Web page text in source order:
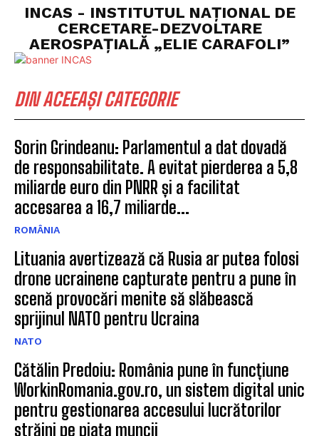
INCAS - INSTITUTUL NAȚIONAL DE
CERCETARE-DEZVOLTARE
AEROSPAȚIALĂ „ELIE CARAFOLI”
DIN ACEEAȘI CATEGORIE
Sorin Grindeanu: Parlamentul a dat dovadă
de responsabilitate. A evitat pierderea a 5,8
miliarde euro din PNRR și a facilitat
accesarea a 16,7 miliarde...
ROMÂNIA
Lituania avertizează că Rusia ar putea folosi
drone ucrainene capturate pentru a pune în
scenă provocări menite să slăbească
sprijinul NATO pentru Ucraina
NATO
Cătălin Predoiu: România pune în funcțiune
WorkinRomania.gov.ro, un sistem digital unic
pentru gestionarea accesului lucrătorilor
străini pe piața muncii